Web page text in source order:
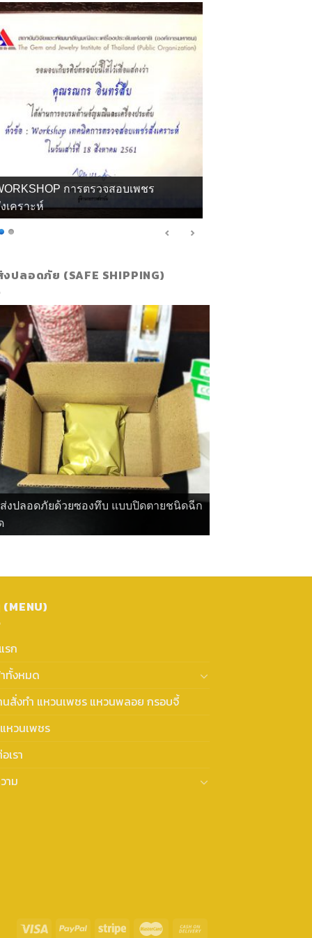
การตรวจสอบเพชร
เคราะห์
ปลอดภัย (SAFE SHIPPING)
งปลอดภัยด้วยซองทึบ แบบปิดตายชนิดฉีก
(MENU)
รก
ทั้งหมด
นสั่งทำ แหวนเพชร แหวนพลอย กรอบจี้
หวนเพชร
เรา
าม